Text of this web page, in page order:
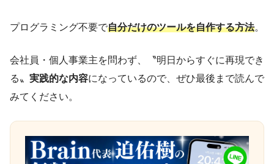
プログラミング不要で自分だけのツールを自作する方法。
会社員・個人事業主を問わず、〝明日からすぐに再現でき
る〟 実践的な内容になっているので、ぜひ最後まで読んで
みてください。